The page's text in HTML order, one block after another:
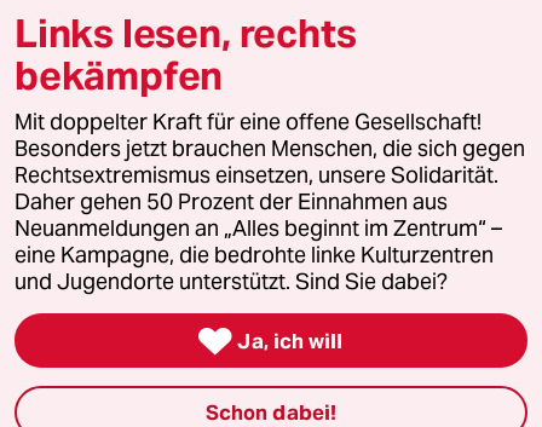
© 2026 taz Verlags und Vertriebs GmbH
Alle Rechte vorbehalten. Bei rechtlichen Fragen oder für Genehmigungen
wenden Sie sich bitte an
lizenzen@taz.de
Feedback Redaktionsstatut Kommune-Richtlinien
Leitlinie Informant Datenschutz Impressum AGB
Seitenwende Einwilligungen widerrufen (Ads)
Links lesen, rechts
bekämpfen
Mit doppelter Kraft für eine offene Gesellschaft!
Besonders jetzt brauchen Menschen, die sich gegen
Rechtsextremismus einsetzen, unsere Solidarität.
Daher gehen 50 Prozent der Einnahmen aus
Neuanmeldungen an „Alles beginnt im Zentrum“ –
eine Kampagne, die bedrohte linke Kulturzentren
und Jugendorte unterstützt. Sind Sie dabei?
 Ja, ich will
Schon dabei!